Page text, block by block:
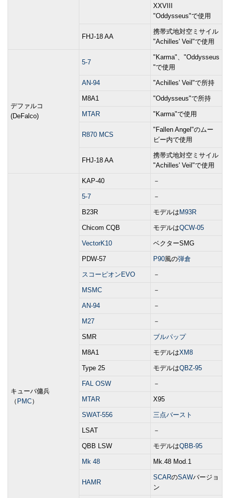
XXVIII
"Oddysseus"で使用
FHJ-18 AA
携帯式地対空ミサイル
"Achilles' Veil"で使用
デファルコ
(DeFalco)
5-7
"Karma"、"Oddysseus
"で使用
AN-94 "Achilles' Veil"で所持
M8A1 "Oddysseus"で所持
MTAR "Karma"で使用
R870 MCS
"Fallen Angel"のムー
ビー内で使用
FHJ-18 AA
携帯式地対空ミサイル
"Achilles' Veil"で使用
キューバ傭兵
（ PMC）
KAP-40 －
5-7 －
B23R モデルは M93R
Chicom CQB モデルはQCW-05
VectorK10 ベクターSMG
PDW-57 P90風の弾倉
スコーピオンEVO －
MSMC －
AN-94 －
M27 －
SMR ブルパップ
M8A1 モデルはXM8
Type 25 モデルはQBZ-95
FAL OSW －
MTAR X95
SWAT-556 三点バースト
LSAT －
QBB LSW モデルはQBB-95
Mk 48 Mk.48 Mod.1
HAMR
SCARのSAWバージョ
ン